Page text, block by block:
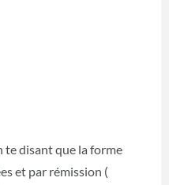
te disant que la forme
et par rémission (